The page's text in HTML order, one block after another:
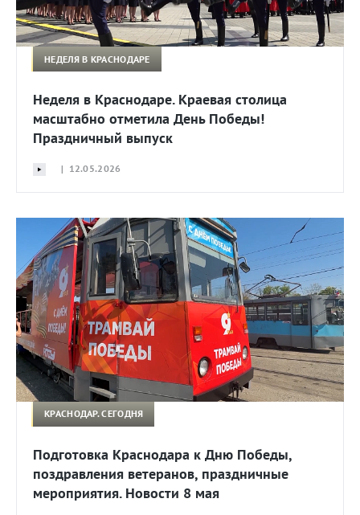
НЕДЕЛЯ В КРАСНОДАРЕ
Неделя в Краснодаре. Краевая столица
масштабно отметила День Победы!
Праздничный выпуск
| 12.05.2026
КРАСНОДАР. СЕГОДНЯ
Подготовка Краснодара к Дню Победы,
поздравления ветеранов, праздничные
мероприятия. Новости 8 мая